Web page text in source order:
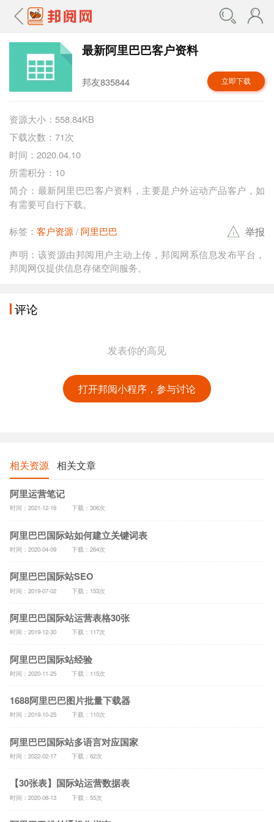
最新阿里巴巴客户资料
邦友835844 立即下载
资源大小：558.84KB
下载次数：71次
时间：2020.04.10
所需积分：10
简介：最新阿里巴巴客户资料，主要是户外运动产品客户，如
有需要可自行下载。
标签： 客户资源 阿里巴巴 举报
声明：该资源由邦阅用户主动上传，邦阅网系信息发布平台，
邦阅网仅提供信息存储空间服务。
评论
发表你的高见
打开邦阅小程序，参与讨论
相关资源 相关文章
阿里运营笔记
时间：2021-12-16 下载：306次
阿里巴巴国际站如何建立关键词表
时间：2020-04-09 下载：264次
阿里巴巴国际站SEO
时间：2019-07-02 下载：153次
阿里巴巴国际站运营表格30张
时间：2019-12-30 下载：117次
阿里巴巴国际站经验
时间：2020-11-25 下载：115次
1688阿里巴巴图片批量下载器
时间：2019-10-25 下载：110次
阿里巴巴国际站多语言对应国家
时间：2022-02-17 下载：62次
【30张表】国际站运营数据表
时间：2020-08-13 下载：55次